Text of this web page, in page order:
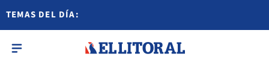
TEMAS DEL DÍA: